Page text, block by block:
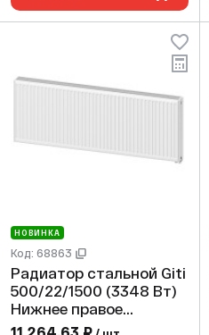
НОВИНКА
Код: 68863
Радиатор стальной Giti
500/22/1500 (3348 Вт)
Нижнее правое
подключение